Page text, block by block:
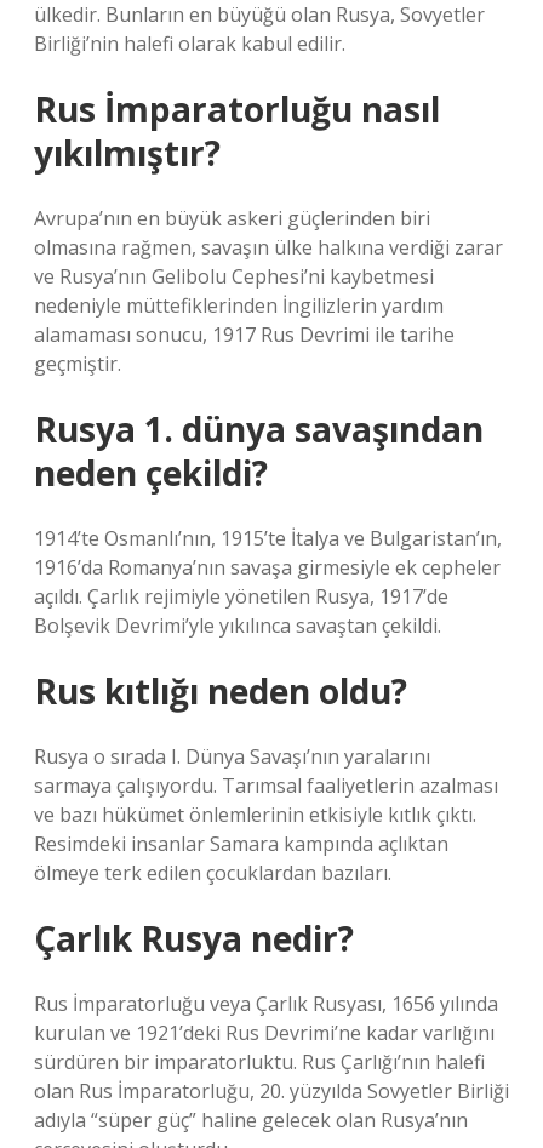
ülkedir. Bunların en büyüğü olan Rusya, Sovyetler
Birliği’nin halefi olarak kabul edilir.
Rus İmparatorluğu nasıl
yıkılmıştır?
Avrupa’nın en büyük askeri güçlerinden biri
olmasına rağmen, savaşın ülke halkına verdiği zarar
ve Rusya’nın Gelibolu Cephesi’ni kaybetmesi
nedeniyle müttefiklerinden İngilizlerin yardım
alamaması sonucu, 1917 Rus Devrimi ile tarihe
geçmiştir.
Rusya 1. dünya savaşından
neden çekildi?
1914’te Osmanlı’nın, 1915’te İtalya ve Bulgaristan’ın,
1916’da Romanya’nın savaşa girmesiyle ek cepheler
açıldı. Çarlık rejimiyle yönetilen Rusya, 1917’de
Bolşevik Devrimi’yle yıkılınca savaştan çekildi.
Rus kıtlığı neden oldu?
Rusya o sırada I. Dünya Savaşı’nın yaralarını
sarmaya çalışıyordu. Tarımsal faaliyetlerin azalması
ve bazı hükümet önlemlerinin etkisiyle kıtlık çıktı.
Resimdeki insanlar Samara kampında açlıktan
ölmeye terk edilen çocuklardan bazıları.
Çarlık Rusya nedir?
Rus İmparatorluğu veya Çarlık Rusyası, 1656 yılında
kurulan ve 1921’deki Rus Devrimi’ne kadar varlığını
sürdüren bir imparatorluktu. Rus Çarlığı’nın halefi
olan Rus İmparatorluğu, 20. yüzyılda Sovyetler Birliği
adıyla “süper güç” haline gelecek olan Rusya’nın